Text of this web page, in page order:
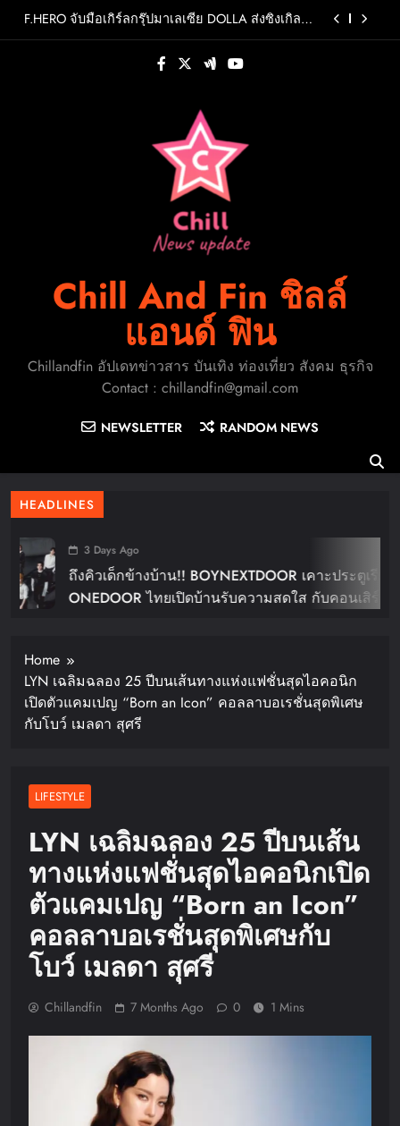
แต่หัวใจยังวนกลับไปที่เดิม
F.HERO จับมือเกิร์ลกรุ๊ปมาเลเซีย DOLLA ส่งซิงเกิล
WHIB กลับมาสร้างสีสันรับซัมเมอร์ กับมินิอัลบั้มชุดที่
2 CHERRY PIEพร้อมออกเดินทางค้นหาสีสันที่เป็นตัว
คนไทยเป็นอะไรกับคนเก่า! “INC MATAWEE” ส่ง
เพลง “รอบที่ล้าน (Loop)” เพลงของคนที่พยายามลืม
แต่หัวใจยังวนกลับไปที่เดิม
F.HERO จับมือเกิร์ลกรุ๊ปมาเลเซีย DOLLA ส่งซิงเกิล
ใหม่สุดสตรอง “G.O.A.T”รวมพลังสองศิลปินแถวหน้า
สร้างปรากฏการณ์ใหม่แห่งวงการเพลงอาเซียน
WHIB กลับมาสร้างสีสันรับซัมเมอร์ กับมินิอัลบั้มชุดที่
2 CHERRY PIEพร้อมออกเดินทางค้นหาสีสันที่เป็นตัว
ตนที่เป็นเอกลักษณ์ของตัวเอง
ถอดรหัส AI ประเทศไทย จะเปลี่ยนจาก “ผู้สร้าง” สู่
Chill And Fin ชิลล์
แอนด์ ฟิน
Chillandfin อัปเดทข่าวสาร บันเทิง ท่องเที่ยว สังคม ธุรกิจ
Contact : chillandfin@gmail.com
NEWSLETTER RANDOM NEWS
HEADLINES
3 Days Ago
ถึงคิวเด็กข้างบ้าน!! BOYNEXTDOOR เคาะประตูเรียก
ONEDOOR ไทยเปิดบ้านรับความสดใส กับคอนเสิร์ต
Home
LYN เฉลิมฉลอง 25 ปีบนเส้นทางแห่งแฟชั่นสุดไอคอนิก
เปิดตัวแคมเปญ “Born an Icon” คอลลาบอเรชั่นสุดพิเศษ
กับโบว์ เมลดา สุศรี
LIFESTYLE
LYN เฉลิมฉลอง 25 ปีบนเส้น
ทางแห่งแฟชั่นสุดไอคอนิกเปิด
ตัวแคมเปญ “Born an Icon”
คอลลาบอเรชั่นสุดพิเศษกับ
โบว์ เมลดา สุศรี
Chillandfin 7 Months Ago 0 1 Mins